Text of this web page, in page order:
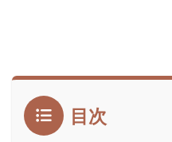
目次